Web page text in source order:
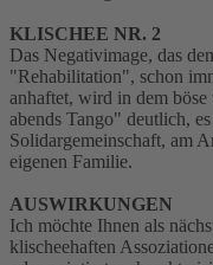
KLISCHEE NR. 2
Das Negativimage, das
"Rehabilitation", schon
anhaftet, wird in dem
abends Tango" deutlich,
Solidargemeinschaft, am
eigenen Familie.
AUSWIRKUNGEN
Ich möchte Ihnen als
klischeehaften